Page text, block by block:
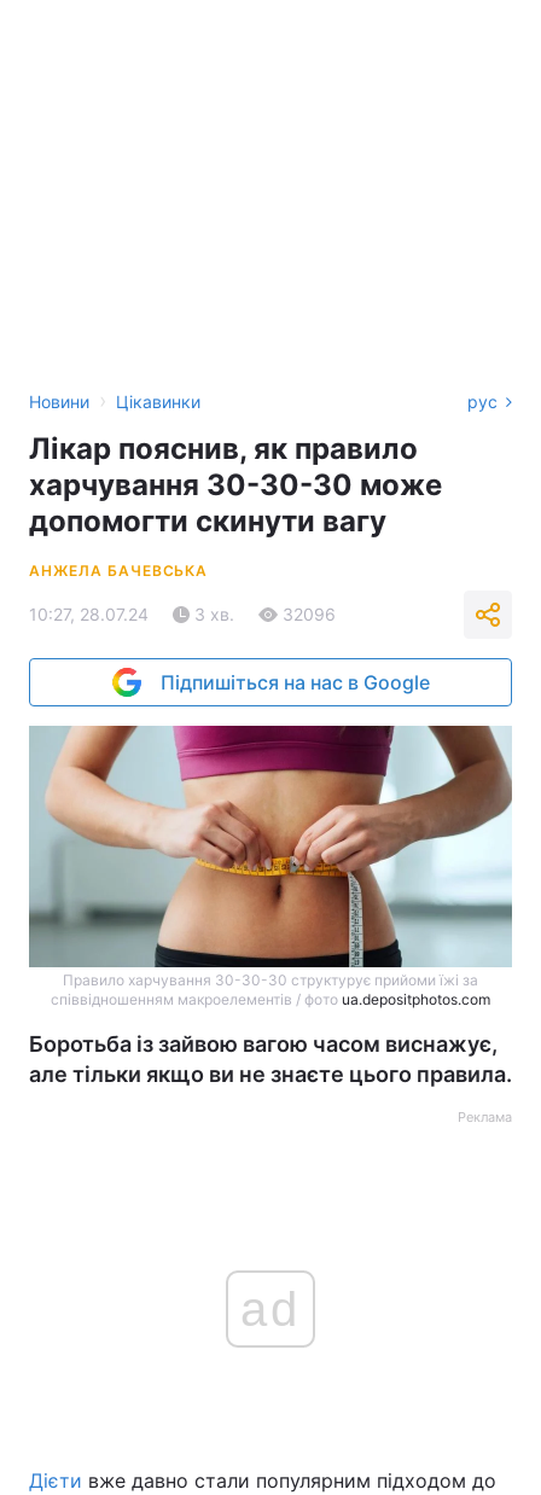
Новини › Цікавинки рус
Лікар пояснив, як правило
харчування 30-30-30 може
допомогти скинути вагу
АНЖЕЛА БАЧЕВСЬКА
10:27, 28.07.24 3 хв. 32096
Підпишіться на нас в Google
Правило харчування 30-30-30 структурує прийоми їжі за
співвідношенням макроелементів / фото ua.depositphotos.com
Боротьба із зайвою вагою часом виснажує,
але тільки якщо ви не знаєте цього правила.
Реклама
ad
Дієти вже давно стали популярним підходом до